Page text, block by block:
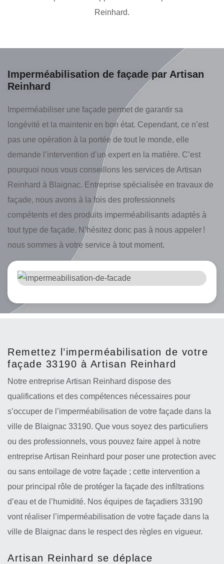
Reinhard.
Imperméabilisation de façade par Artisan
Reinhard
Imperméabiliser une façade permet de garantir sa
longévité et la maintenir en bon état. Cependant, ce n’est
pas une opération à la portée de tout le monde, elle
demande l’intervention d’un expert en la matière. C’est
pourquoi nous vous conseillons les services de Artisan
Reinhard à Blaignac. Entreprise spécialisée en travaux de
façade, nous avons à la fois des professionnels
compétents et des produits imperméabilisants adaptés à
tout type de façade. N’hésitez donc pas à nous appeler !
nous sommes à votre service à tout moment.
Remettez l’imperméabilisation de votre
façade 33190 à Artisan Reinhard
Notre entreprise Artisan Reinhard dispose des
qualifications et des compétences nécessaires pour
s’occuper de l’imperméabilisation de votre façade dans la
ville de Blaignac 33190. Que vous soyez des particuliers
ou des professionnels, vous pouvez faire appel à notre
entreprise Artisan Reinhard pour poser une protection avec
ou sans entoilage de votre façade ; cette intervention a
pour principal rôle de protéger la façade des infiltrations
d’eau et de l’humidité. Nos équipes de façadiers 33190
vont réaliser l’imperméabilisation de votre façade dans la
ville de Blaignac dans le respect des règles en vigueur.
Artisan Reinhard se déplace